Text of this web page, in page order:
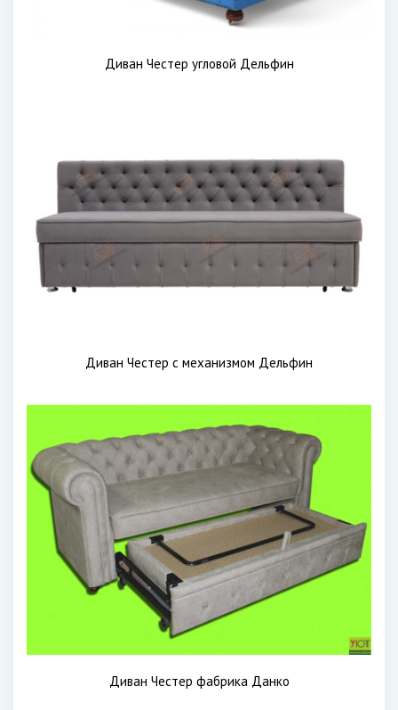
Диван Честер угловой Дельфин
Диван Честер с механизмом Дельфин
Диван Честер фабрика Данко